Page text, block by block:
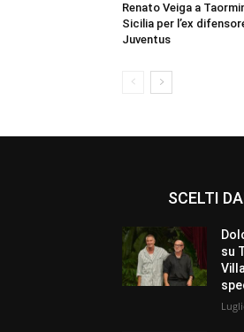
Renato Veiga a
Sicilia per l’ex
Juventus
SCELTI
su